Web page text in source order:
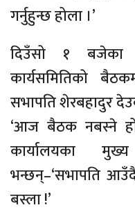
गर्नुहुन्छ होला ।’
दिउँसो १ बजेका
कार्यसमितिको
सभापति शेरबहादुर
‘आज बैठक नबस्ने हो
कार्यालयका
भन्छन्–‘सभापति
बस्ला !’